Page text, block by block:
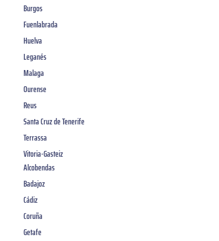
Burgos
Fuenlabrada
Huelva
Leganés
Malaga
Ourense
Reus
Santa Cruz de Tenerife
Terrassa
Vitoria-Gasteiz
Alcobendas
Badajoz
Cádiz
Coruña
Getafe